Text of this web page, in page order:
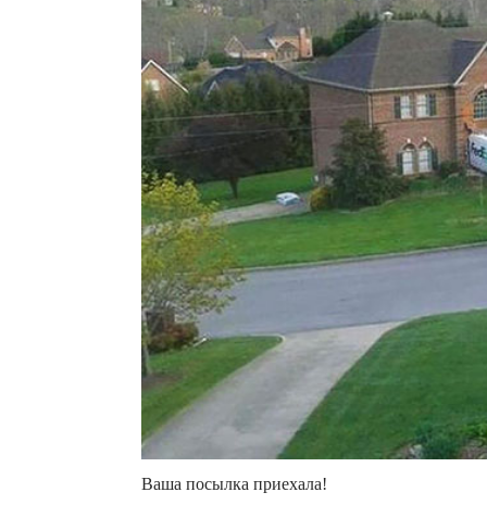
Ваша посылка приехала!